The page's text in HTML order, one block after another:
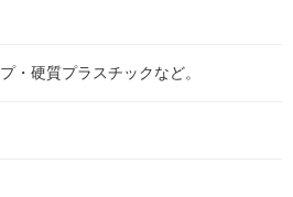
・硬質プラスチックなど。